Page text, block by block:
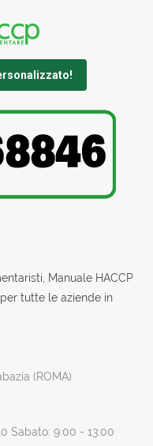
Manuale HACCP
tutte le aziende in
(ROMA)
Sabato: 9:00 - 13:00